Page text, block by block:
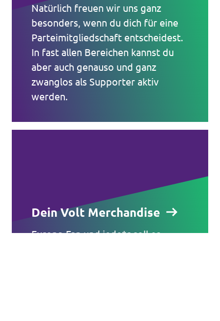
Volt in ganz Europa
Volt ist in über 30 Ländern in Europa vertreten.
Hier findest du Links zu den Websites von Volt
Natürlich freuen wir uns ganz
besonders, wenn du dich für eine
Parteimitgliedschaft entscheidest.
In fast allen Bereichen kannst du
aber auch genauso und ganz
zwanglos als Supporter aktiv
werden.
Dein Volt Merchandise
Europa-Fan und jede*r soll es